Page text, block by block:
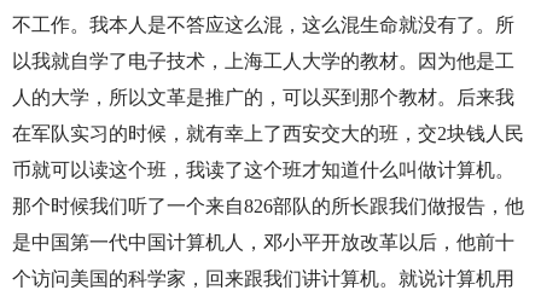
不工作。我本人是不答应这么混，这么混生命就没有了。所
以我就自学了电子技术，上海工人大学的教材。因为他是工
人的大学，所以文革是推广的，可以买到那个教材。后来我
在军队实习的时候，就有幸上了西安交大的班，交2块钱人民
币就可以读这个班，我读了这个班才知道什么叫做计算机。
那个时候我们听了一个来自826部队的所长跟我们做报告，他
是中国第一代中国计算机人，邓小平开放改革以后，他前十
个访问美国的科学家，回来跟我们讲计算机。就说计算机用